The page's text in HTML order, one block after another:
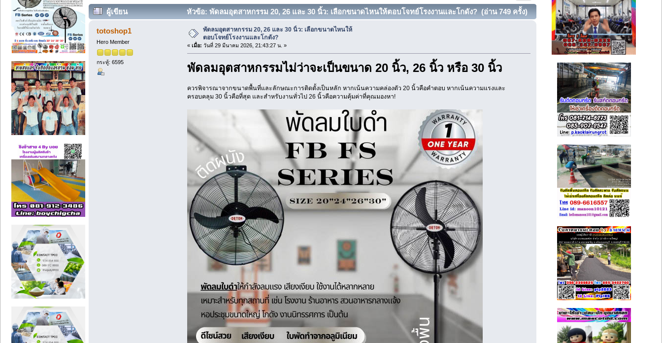
ผู้เขียน หัวข้อ: พัดลมอุตสาหกรรม 20, 26 และ 30 นิ้ว: เลือกขนาดไหนให้ตอบโจทย์โรงงานและโกดัง? (อ่าน 749 ครั้ง)
totoshop1
Hero Member
กระทู้: 6595
พัดลมอุตสาหกรรม 20, 26 และ 30 นิ้ว: เลือกขนาดไหนให้
ตอบโจทย์โรงงานและโกดัง?
« เมื่อ: วันที่ 29 มีนาคม 2026, 21:43:27 น. »
พัดลมอุตสาหกรรมไม่ว่าจะเป็นขนาด 20 นิ้ว, 26 นิ้ว หรือ 30 นิ้ว
ควรพิจารณาจากขนาดพื้นที่และลักษณะการติดตั้งเป็นหลัก หากเน้นความคล่องตัว 20 นิ้วคือคำตอบ หากเน้นความแรงและ
ครอบคลุม 30 นิ้วคือที่สุด และสำหรับงานทั่วไป 26 นิ้วคือความคุ้มค่าที่คุณมองหา!